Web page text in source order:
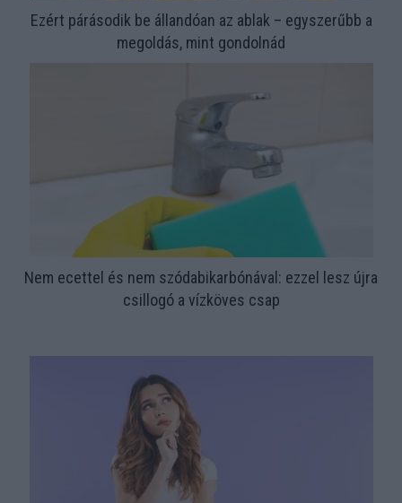
Ezért párásodik be állandóan az ablak – egyszerűbb a
megoldás, mint gondolnád
Nem ecettel és nem szódabikarbónával: ezzel lesz újra
csillogó a vízköves csap